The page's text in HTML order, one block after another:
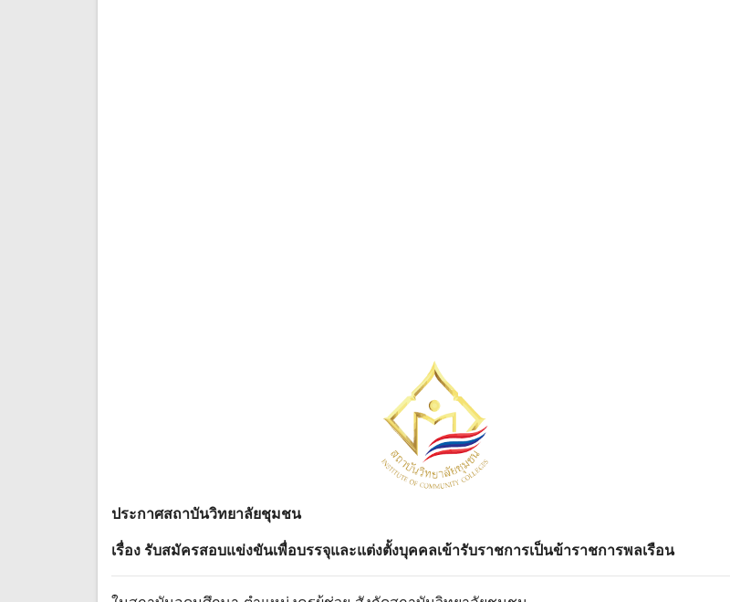
ประกาศสถาบันวิทยาลัยชุมชน
เรื่อง รับสมัครสอบแข่งขันเพื่อบรรจุและแต่งตั้งบุคคลเข้ารับราชการเป็นข้าราชการพลเรือน